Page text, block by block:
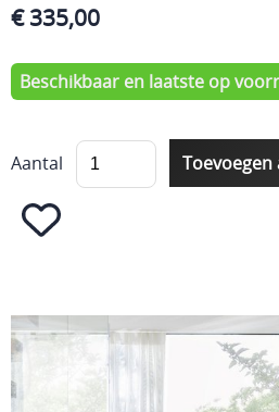
€ 335,00
Beschikbaar en laatste op
Aantal